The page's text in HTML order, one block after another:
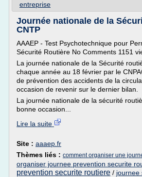
entreprise
Journée nationale de la
CNTP
AAAEP - Test Psychotechnique pour
Sécurité Routière No Comments 1151
La journée nationale de la Sécurité
chaque année au 18 février par le
de prévention des accidents de la
occasion de revenir sur le dernier bilan.
La journée nationale de la sécurité
bonne occasion...
Lire la suite
Site : aaaep.fr
Thèmes liés : comment organiser une
organiser journee prevention securite
prevention securite routiere / journee